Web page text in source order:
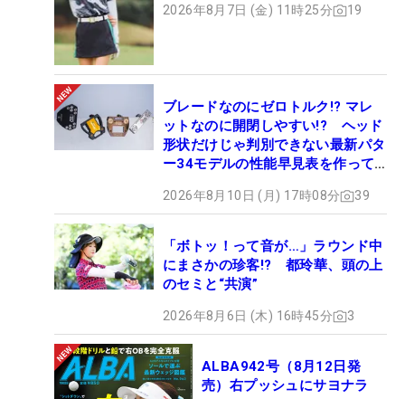
2026年8月7日 (金) 11時25分 19
ブレードなのにゼロトルク!? マレ
ットなのに開閉しやすい!? ヘッド
形状だけじゃ判別できない最新パタ
ー34モデルの性能早見表を作って
2026年8月10日 (月) 17時08分 39
「ボトッ！って音が…」ラウンド中
にまさかの珍客!? 都玲華、頭の上
のセミと“共演”
2026年8月6日 (木) 16時45分 3
ALBA942号（8月12日発
売）右プッシュにサヨナラ